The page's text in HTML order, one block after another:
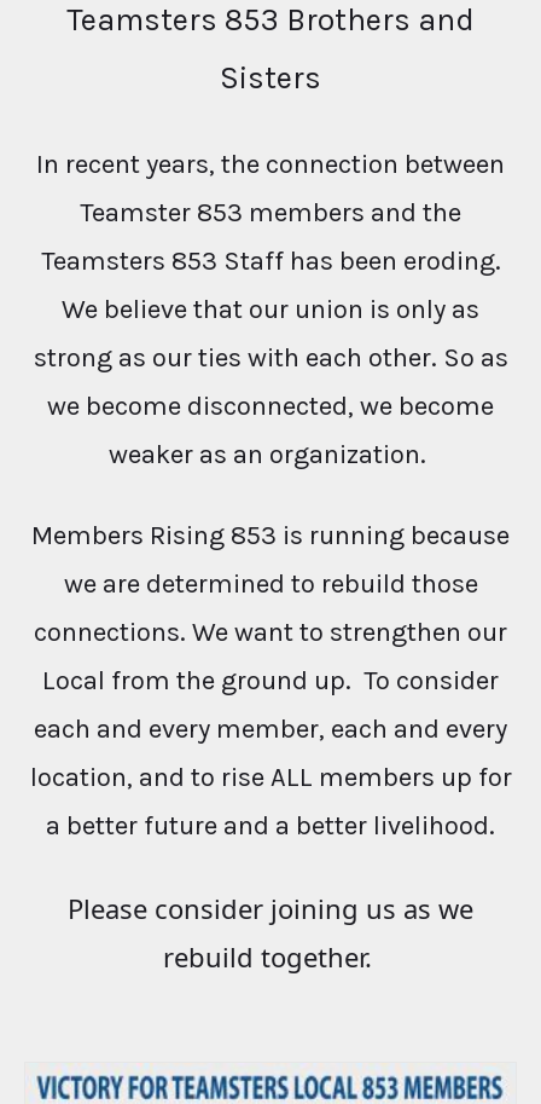
Teamsters 853 Brothers and
Sisters
In recent years, the connection between
Teamster 853 members and the
Teamsters 853 Staff has been eroding.
We believe that our union is only as
strong as our ties with each other. So as
we become disconnected, we become
weaker as an organization.
Members Rising 853 is running because
we are determined to rebuild those
connections. We want to strengthen our
Local from the ground up. To consider
each and every member, each and every
location, and to rise ALL members up for
a better future and a better livelihood.
Please consider joining us as we
rebuild together.